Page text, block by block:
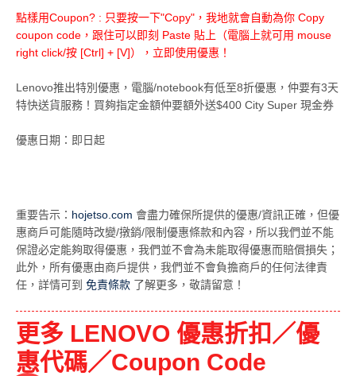
點樣用Coupon? : 只要按一下"Copy"，我地就會自動為你 Copy
coupon code，跟住可以即刻 Paste 貼上（電腦上就可用 mouse
right click/按 [Ctrl] + [V]），立即使用優惠！
Lenovo推出特別優惠，電腦/notebook有低至8折優惠，仲要有3天
特快送貨服務！買夠指定金額仲要額外送$400 City Super 現金券
優惠日期：即日起
重要告示： hojetso.com 會盡力確保所提供的優惠/資訊正確，但優
惠商戶可能隨時改變/撴銷/限制優惠條款和內容，所以我們並不能
保證必定能夠取得優惠，我們並不會為未能取得優惠而賠償損失；
此外，所有優惠由商戶提供，我們並不會負擔商戶的任何法律責
任，詳情可到 免責條款 了解更多，敬請留意！
更多 LENOVO 優惠折扣／優
惠代碼／Coupon Code